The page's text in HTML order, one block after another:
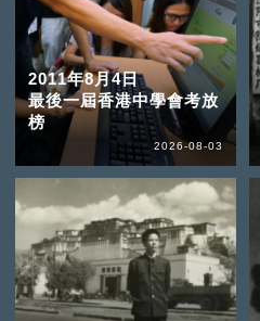
2011年8月4日
最後一屆香港中學會考放
榜
2026-08-03